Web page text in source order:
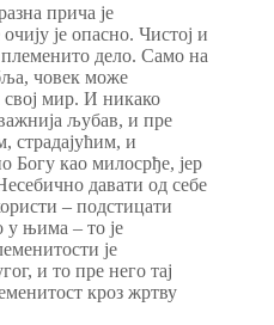
прича је
је опасно. Чистој и
дело. Само на
човек може
свој мир. И никако
љубав, и пре
страдајућим, и
Богу као милосрђе, јер
давати од себе
– подстицати
у њима – то је
је
и то пре него тај
кроз жртву